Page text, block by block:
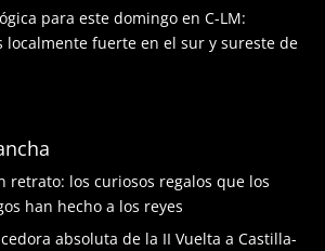
para este domingo en C-LM:
localmente fuerte en el sur y sureste de
retrato: los curiosos regalos que los
han hecho a los reyes
absoluta de la II Vuelta a Castilla-